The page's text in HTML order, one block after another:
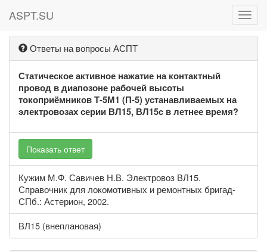
ASPT.SU
Ответы на вопросы АСПТ
Статическое активное нажатие на контактный
провод в диапозоне рабочей высоты
токоприёмников Т-5М1 (П-5) устанавливаемых на
электровозах серии ВЛ15, ВЛ15c в летнее время?
Показать ответ
Кужим М.Ф. Савичев Н.В. Электровоз ВЛ15.
Справочник для локомотивных и ремонтных бригад-
СПб.: Астерион, 2002.
ВЛ15 (внеплановая)